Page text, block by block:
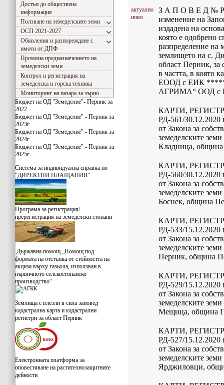
Достъп до обществена
информация
Ползване на земеделските земи
ОСП 2021-2027
Обявления и разпореждане с
имоти от ДПФ
Промяна предназначението на
земеделски земи
Контрол и регистрация на
земеделска и горска техника
Мониторинг на пазара за зърно
Бюджет на ОД "Земеделие"- Перник за
2022
Бюджет на ОД "Земеделие" - Перник за
2023г.
Бюджет на ОД "Земеделие" - Перник за
2024г.
Бюджет на ОД "Земеделие" - Перник за
2025г.
Система за индивидуaлна справка по
"ДИРЕКТНИ ПЛАЩАНИЯ"
Програма за регистрация/
пререгистрация на земеделски стопани
Държавна помощ „Помощ под
формата на отстъпка от стойността на
акциза върху газьола, използван в
първичното селскостопанско
производство“
Землища с влезли в сила заповед
кадастрална карта и кадастрални
регистри за област Перник
Електронната платформа за
оповестяване на растителнозащитните
дейности
актуално
ново
З А П О В Е Д №
изменение на
издадена на
която е одобрено
разпределение на
землището на с.
област Перник, за
в частта, в която
ЕООД с ЕИК
АГРИМА“ ООД
КАРТИ,
РД-561/30.12.2020
от Закона за
земеделските
Кладница,
КАРТИ,
РД-560/30.12.2020
от Закона за
земеделските
Боснек, община
КАРТИ,
РД-533/15.12.2020
от Закона за
земеделските
Перник, община
КАРТИ,
РД-529/15.12.2020
от Закона за
земеделските
Мещица, община
КАРТИ,
РД-527/15.12.2020
от Закона за
земеделските
Ярджиловци,